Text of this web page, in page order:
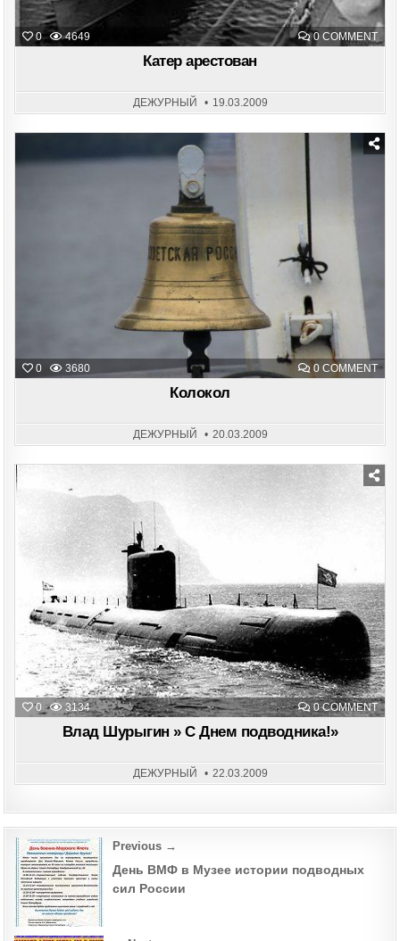
0 4649 0 COMMENTON
Катер арестован
ДЕЖУРНЫЙ 19.03.2009
0 3680 0 COMMENTON
Колокол
ДЕЖУРНЫЙ 20.03.2009
0 3134 0 COMMENTON
Posted
in
Влад Шурыгин » С Днем подводника!»
ДЕЖУРНЫЙ 22.03.2009
Post
navigation
Previous →
День ВМФ в Музее истории подводных
сил России